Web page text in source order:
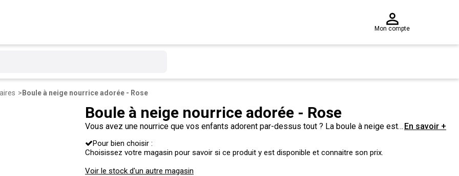
Mon compte
Boule à neige nourrice adorée - Rose
Boule à neige nourrice adorée - Rose
Vous avez une nourrice que vos enfants adorent par-dessus tout ? La boule à neige est
En savoir +
Pour bien choisir :
Choisissez votre magasin pour savoir si ce produit y est disponible et connaitre son prix.
Voir le stock d'un autre magasin